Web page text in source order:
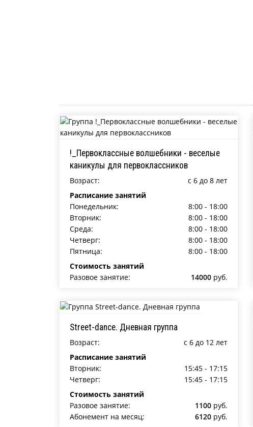
!_Первоклассные волшебники - веселые
каникулы для первоклассников
Возраст:
c 6 до 8 лет
Расписание занятий
Понедельник:
8:00 - 18:00
Вторник:
8:00 - 18:00
Среда:
8:00 - 18:00
Четверг:
8:00 - 18:00
Пятница:
8:00 - 18:00
Стоимость занятий
Разовое занятие:
14000 руб.
Street-dance. Дневная группа
Возраст:
c 6 до 12 лет
Расписание занятий
Вторник:
15:45 - 17:15
Четверг:
15:45 - 17:15
Стоимость занятий
Разовое занятие:
1100 руб.
Абонемент на месяц:
6120 руб.